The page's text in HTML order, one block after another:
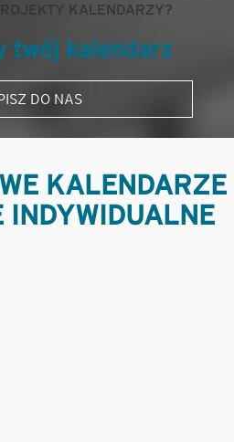
KALENDARZY?
twój kalendarz
DO NAS
KALENDARZE
INDYWIDUALNE